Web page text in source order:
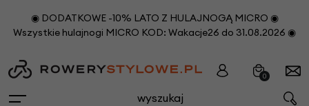
◉ DODATKOWE -10% LATO Z HULAJNOGĄ MICRO ◉
Wszystkie hulajnogi MICRO KOD: Wakacje26 do 31.08.2026 ◉
0